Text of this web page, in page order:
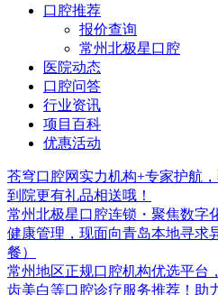
口腔推荐
报价查询
常州北极星口腔
医院动态
口腔问答
行业资讯
项目百科
优惠活动
苍穹口腔网实力机构+专家护航
到院更有礼品相送哦！
常州北极星口腔连锁・聚焦数字
健康管理，现面向青岛本地寻求
餐）
常州地区正规口腔机构优选平台
齿美白等口腔诊疗服务推荐！助